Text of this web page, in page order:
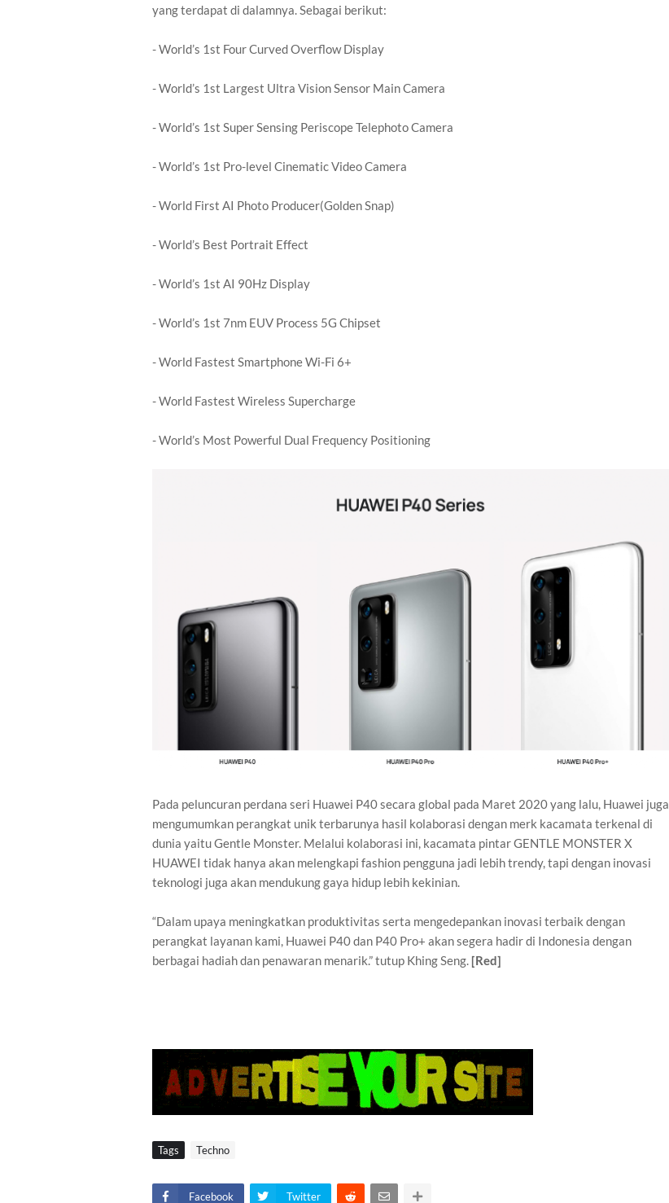
yang terdapat di dalamnya. Sebagai berikut:
- World’s 1st Four Curved Overflow Display
- World’s 1st Largest Ultra Vision Sensor Main Camera
- World’s 1st Super Sensing Periscope Telephoto Camera
- World’s 1st Pro-level Cinematic Video Camera
- World First AI Photo Producer(Golden Snap)
- World’s Best Portrait Effect
- World’s 1st AI 90Hz Display
- World’s 1st 7nm EUV Process 5G Chipset
- World Fastest Smartphone Wi-Fi 6+
- World Fastest Wireless Supercharge
- World’s Most Powerful Dual Frequency Positioning
Pada peluncuran perdana seri Huawei P40 secara global pada Maret 2020 yang lalu, Huawei juga
mengumumkan perangkat unik terbarunya hasil kolaborasi dengan merk kacamata terkenal di
dunia yaitu Gentle Monster. Melalui kolaborasi ini, kacamata pintar GENTLE MONSTER X
HUAWEI tidak hanya akan melengkapi fashion pengguna jadi lebih trendy, tapi dengan inovasi
teknologi juga akan mendukung gaya hidup lebih kekinian.
“Dalam upaya meningkatkan produktivitas serta mengedepankan inovasi terbaik dengan
perangkat layanan kami, Huawei P40 dan P40 Pro+ akan segera hadir di Indonesia dengan
berbagai hadiah dan penawaran menarik.” tutup Khing Seng. [Red]
Tags Techno
Facebook Twitter